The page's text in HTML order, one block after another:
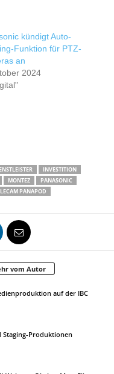
kündigt Auto-
Funktion für PTZ-
an
2024
INVESTITION
MONTEZ
PANASONIC
PANAPOD
vom Autor
auf der IBC
Staging-Produktionen